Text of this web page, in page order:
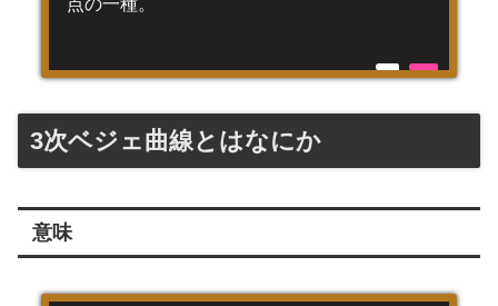
3次ベジェ曲線とはなにか
意味